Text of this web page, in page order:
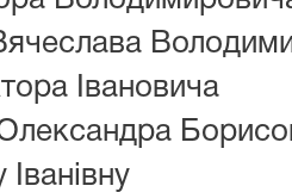
Івановича